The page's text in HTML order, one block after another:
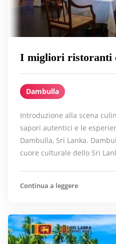
I migliori ristoranti
Dambulla
Introduzione alla scena
sapori autentici e le
Dambulla, Sri Lanka.
cuore culturale dello Sri
Continua a leggere